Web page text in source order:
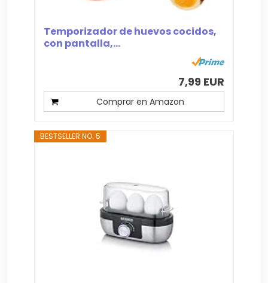
Temporizador de huevos cocidos,
con pantalla,...
7,99 EUR
Comprar en Amazon
BESTSELLER NO. 5